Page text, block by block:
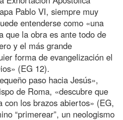
Pablo VI, siempre muy
entenderse como «una
que la obra es ante todo de
y el más grande
forma de evangelización el
(EG 12).
paso hacia Jesús»,
de Roma, «descubre que
con los brazos abiertos» (EG,
“primerear”, un neologismo